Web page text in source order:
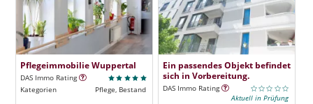
Pflegeimmobilie Wuppertal
DAS Immo Rating
Kategorien
Pflege, Bestand
Ein passendes Objekt befindet
sich in Vorbereitung.
DAS Immo Rating
Aktuell in Prüfung